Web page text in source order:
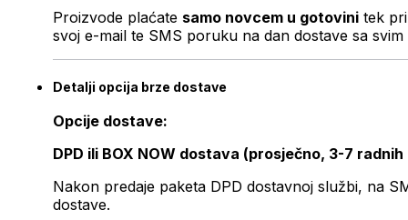
Proizvode plaćate samo novcem u gotovini tek
svoj e-mail te SMS poruku na dan dostave sa svim
Detalji opcija brze dostave
Opcije dostave:
DPD ili BOX NOW dostava (prosječno, 3-7 radnih
Nakon predaje paketa DPD dostavnoj službi, na
dostave.